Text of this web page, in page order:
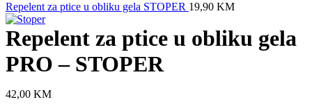
Repelent za ptice u obliku gela STOPER 19,90 KM
Repelent za ptice u obliku gela
PRO – STOPER
42,00 KM